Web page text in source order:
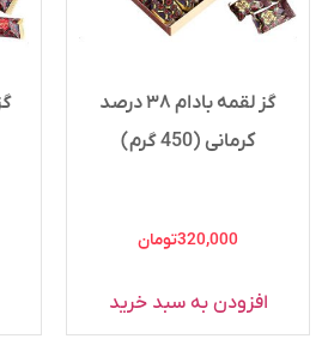
گز لقمه بادام ۳۸ درصد
کرمانی (450 گرم)
320,000تومان
افزودن به سبد خرید